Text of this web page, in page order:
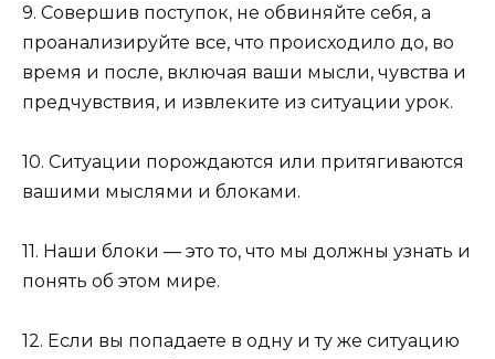
9. Совершив поступок, не обвиняйте себя, а
проанализируйте все, что происходило до, во
время и после, включая ваши мысли, чувства и
предчувствия, и извлеките из ситуации урок.
10. Ситуации порождаются или притягиваются
вашими мыслями и блоками.
11. Наши блоки — это то, что мы должны узнать и
понять об этом мире.
12. Если вы попадаете в одну и ту же ситуацию